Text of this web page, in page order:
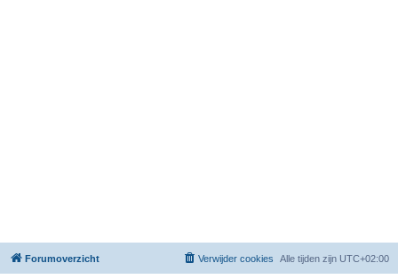
Forumoverzicht Alle tijden zijn UTC+02:00
Verwijder cookies